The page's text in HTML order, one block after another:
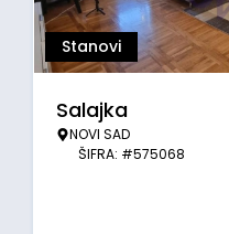
Stanovi
Salajka
NOVI SAD
ŠIFRA: #575068